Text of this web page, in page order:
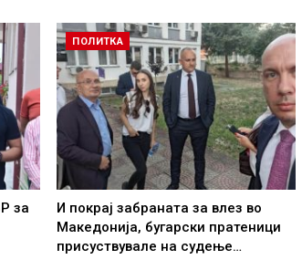
за
ПОЛИТКА
И покрај забраната за влез во
Македонија, бугарски пратеници
присуствувале на судење…